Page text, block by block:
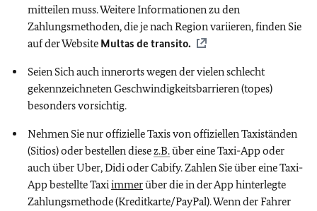
mitteilen muss. Weitere Informationen zu den
Zahlungsmethoden, die je nach Region variieren, finden Sie
auf der Website Multas de transito.
Seien Sich auch innerorts wegen der vielen schlecht
gekennzeichneten Geschwindigkeitsbarrieren (topes)
besonders vorsichtig.
Nehmen Sie nur offizielle Taxis von offiziellen Taxiständen
(Sitios) oder bestellen diesez.B.über eine Taxi-App oder
auch über Uber, Didi oder Cabify. Zahlen Sie über eine Taxi-
App bestellte Taxiimmerüber die in der App hinterlegte
Zahlungsmethode (Kreditkarte/PayPal). Wenn der Fahrer